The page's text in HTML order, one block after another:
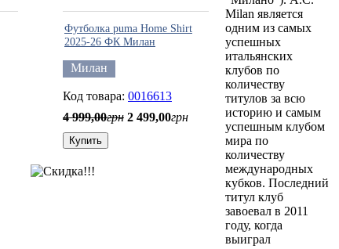
Футболка puma Home Shirt
2025-26 ФК Милан
Милан
0016613
4 999,00грн 2 499,00грн
Купить
Milan является
одним из самых
успешных
итальянских
клубов по
количеству
титулов за всю
историю и самым
успешным клубом
мира по
количеству
международных
кубков. Последний
титул клуб
завоевал в 2011
году, когда
выиграл